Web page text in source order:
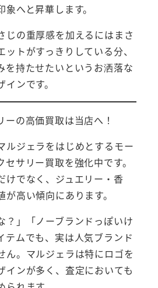
へと昇華します。
じの重厚感を加えるにはまさ
トがすっきりしている分、
を持たせたいというお洒落な
ンです。
ーの高価買取は当店へ！
ルジェラをはじめとするモー
セサリー買取を強化中です。
けでなく、ジュエリー・香
高い傾向にあります。
？」「ノーブランドっぽいけ
ムでも、実は人気ブランド
ん。マルジェラは特にロゴを
インが多く、査定においても